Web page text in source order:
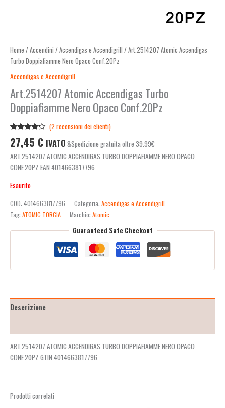
Home / Accendini / Accendigas e Accendigrill / Art.2514207 Atomic Accendigas
Turbo Doppiafiamme Nero Opaco Conf.20Pz
Accendigas e Accendigrill
Art.2514207 Atomic Accendigas Turbo
Doppiafiamme Nero Opaco Conf.20Pz
4.00 su
5 su
base di
(2 recensioni dei clienti)
27,45 € IVATO &Spedizione gratuita oltre 39.99€
ART.2514207 ATOMIC ACCENDIGAS TURBO DOPPIAFIAMME NERO OPACO
CONF.20PZ EAN 4014663817796
Esaurito
COD: 4014663817796 Categoria: Accendigas e Accendigrill
Tag: ATOMIC TORCIA Marchio: Atomic
Guaranteed Safe Checkout
Descrizione
ART.2514207 ATOMIC ACCENDIGAS TURBO DOPPIAFIAMME NERO OPACO
CONF.20PZ GTIN 4014663817796
Prodotti correlati